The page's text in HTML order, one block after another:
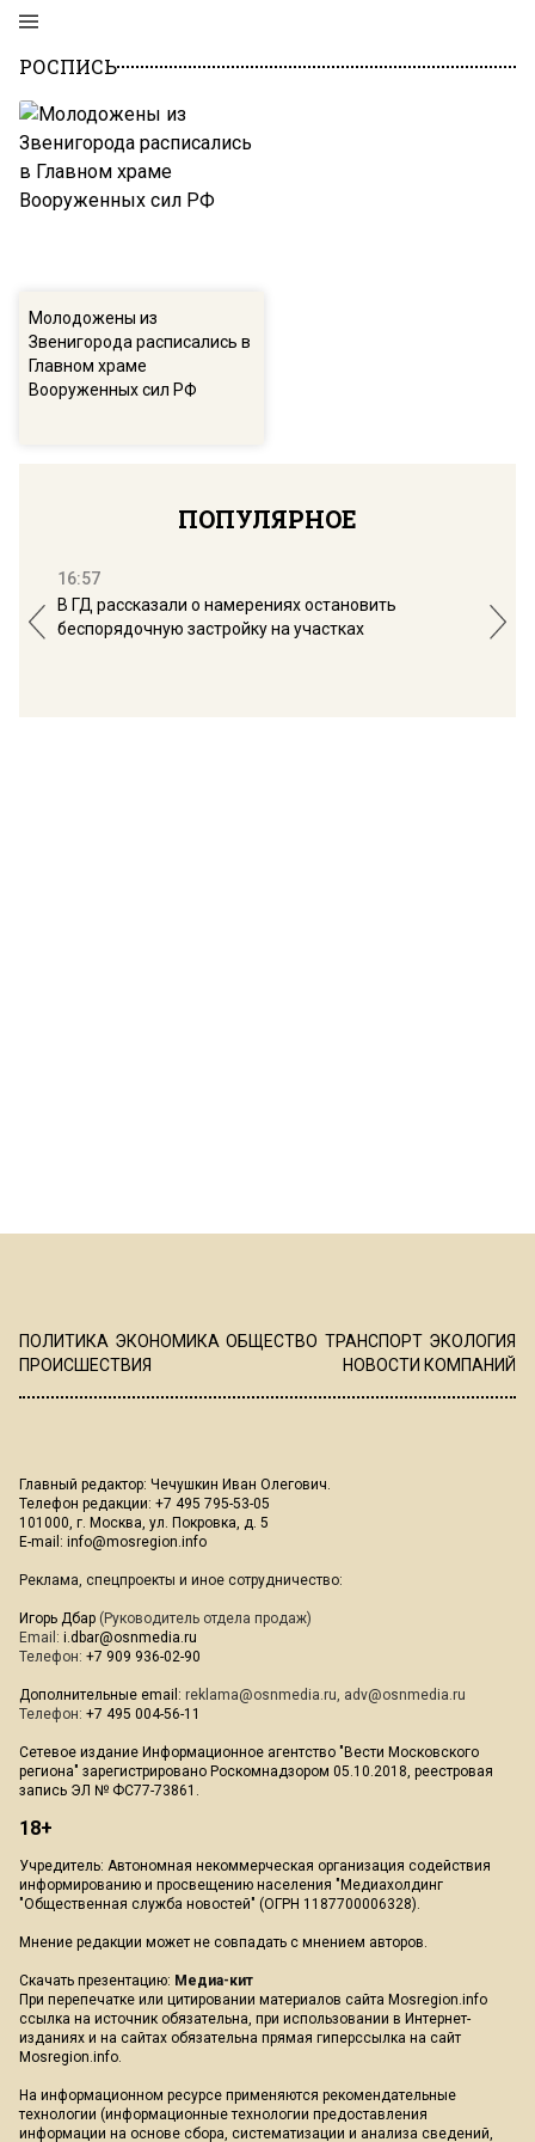
РОСПИСЬ
Молодожены из
Звенигорода расписались в
Главном храме
Вооруженных сил РФ
ПОПУЛЯРНОЕ
16:57
В ГД рассказали о намерениях остановить
беспорядочную застройку на участках
ПОЛИТИКА ЭКОНОМИКА ОБЩЕСТВО ТРАНСПОРТ ЭКОЛОГИЯ
ПРОИСШЕСТВИЯ
НОВОСТИ КОМПАНИЙ
Главный редактор: Чечушкин Иван Олегович.
Телефон редакции: +7 495 795-53-05
101000, г. Москва, ул. Покровка, д. 5
E-mail: info@mosregion.info
Реклама, спецпроекты и иное сотрудничество:
Игорь Дбар (Руководитель отдела продаж)
Email: i.dbar@osnmedia.ru
Телефон: +7 909 936-02-90
Дополнительные email: reklama@osnmedia.ru, adv@osnmedia.ru
Телефон: +7 495 004-56-11
Сетевое издание Информационное агентство "Вести Московского
региона" зарегистрировано Роскомнадзором 05.10.2018, реестровая
запись ЭЛ № ФС77-73861.
18+
Учредитель: Автономная некоммерческая организация содействия
информированию и просвещению населения "Медиахолдинг
"Общественная служба новостей" (ОГРН 1187700006328).
Мнение редакции может не совпадать с мнением авторов.
Скачать презентацию: Медиа-кит
При перепечатке или цитировании материалов сайта Mosregion.info
ссылка на источник обязательна, при использовании в Интернет-
изданиях и на сайтах обязательна прямая гиперссылка на сайт
Mosregion.info.
На информационном ресурсе применяются рекомендательные
технологии (информационные технологии предоставления
информации на основе сбора, систематизации и анализа сведений,